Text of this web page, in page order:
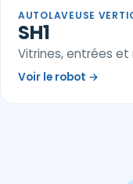
AUTOLAVEUSE
SH1
Vitrines, entrées
Voir le robot →